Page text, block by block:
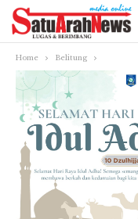
Home Belitung